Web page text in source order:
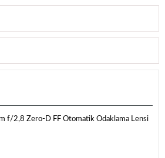
f/2,8 Zero-D FF Otomatik Odaklama Lensi